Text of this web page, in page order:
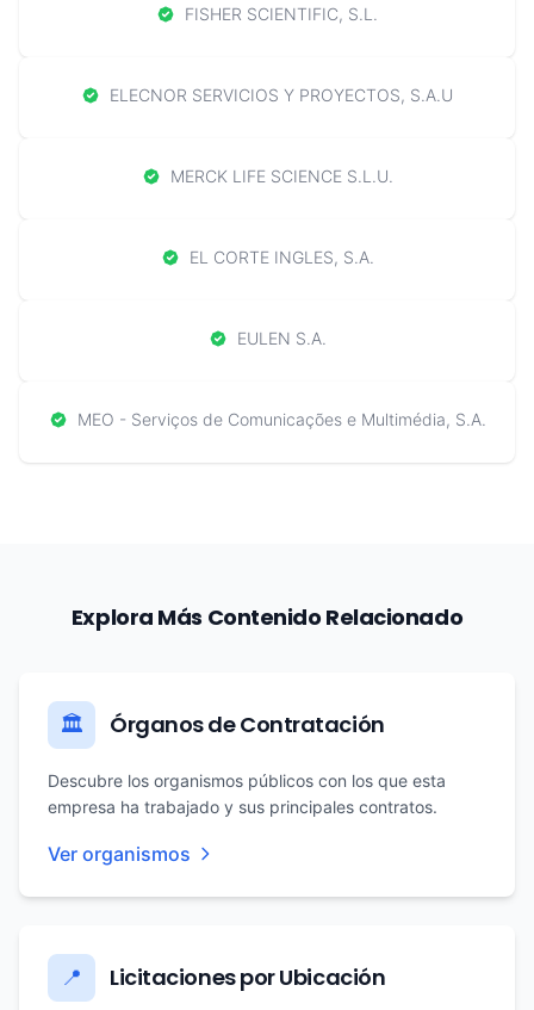
FISHER SCIENTIFIC, S.L.
ELECNOR SERVICIOS Y PROYECTOS, S.A.U
MERCK LIFE SCIENCE S.L.U.
EL CORTE INGLES, S.A.
EULEN S.A.
MEO - Serviços de Comunicações e Multimédia, S.A.
Explora Más Contenido Relacionado
🏛️ Órganos de Contratación
Descubre los organismos públicos con los que esta
empresa ha trabajado y sus principales contratos.
Ver organismos
📍 Licitaciones por Ubicación